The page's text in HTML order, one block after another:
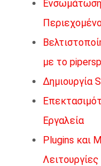
Ενσωμάτωση
με το
Δημιουργία
Εργαλεία
Plugins και
Λειτουργίες